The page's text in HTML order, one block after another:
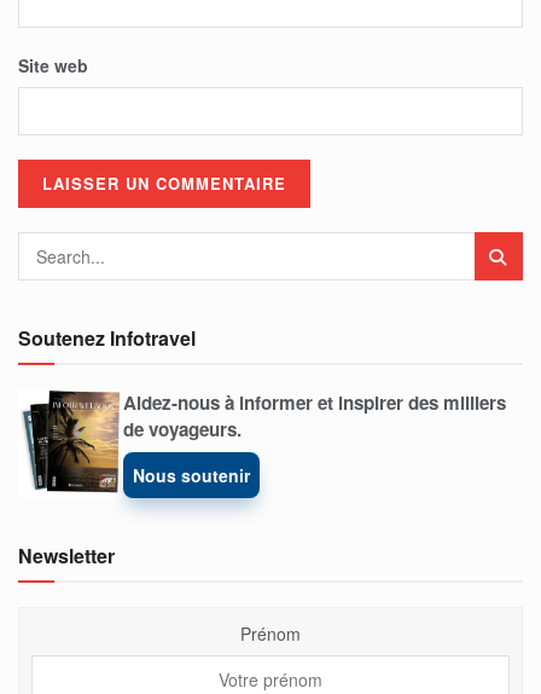
Site web
Soutenez Infotravel
Aidez-nous à informer et inspirer des milliers
de voyageurs.
Nous soutenir
Newsletter
Prénom